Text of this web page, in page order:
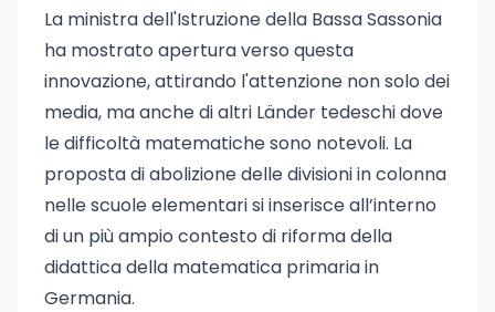
La ministra dell'Istruzione della Bassa Sassonia
ha mostrato apertura verso questa
innovazione, attirando l'attenzione non solo dei
media, ma anche di altri Länder tedeschi dove
le difficoltà matematiche sono notevoli. La
proposta di abolizione delle divisioni in colonna
nelle scuole elementari si inserisce all’interno
di un più ampio contesto di riforma della
didattica della matematica primaria in
Germania.